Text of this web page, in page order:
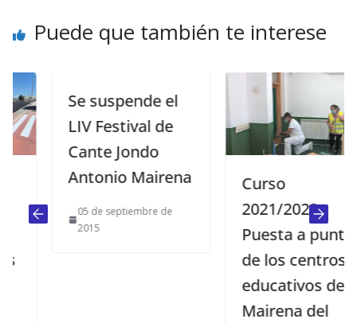
Puede que también te interese
Se suspende el
LIV Festival de
Cante Jondo
Antonio Mairena
05 de septiembre de
2015
Curso
2021/2022.
Puesta a punto
de los centros
educativos de
Mairena del